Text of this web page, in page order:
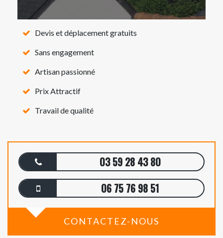
Devis et déplacement gratuits
Sans engagement
Artisan passionné
Prix Attractif
Travail de qualité
03 59 28 43 80
06 75 76 98 51
CONTACTEZ-NOUS